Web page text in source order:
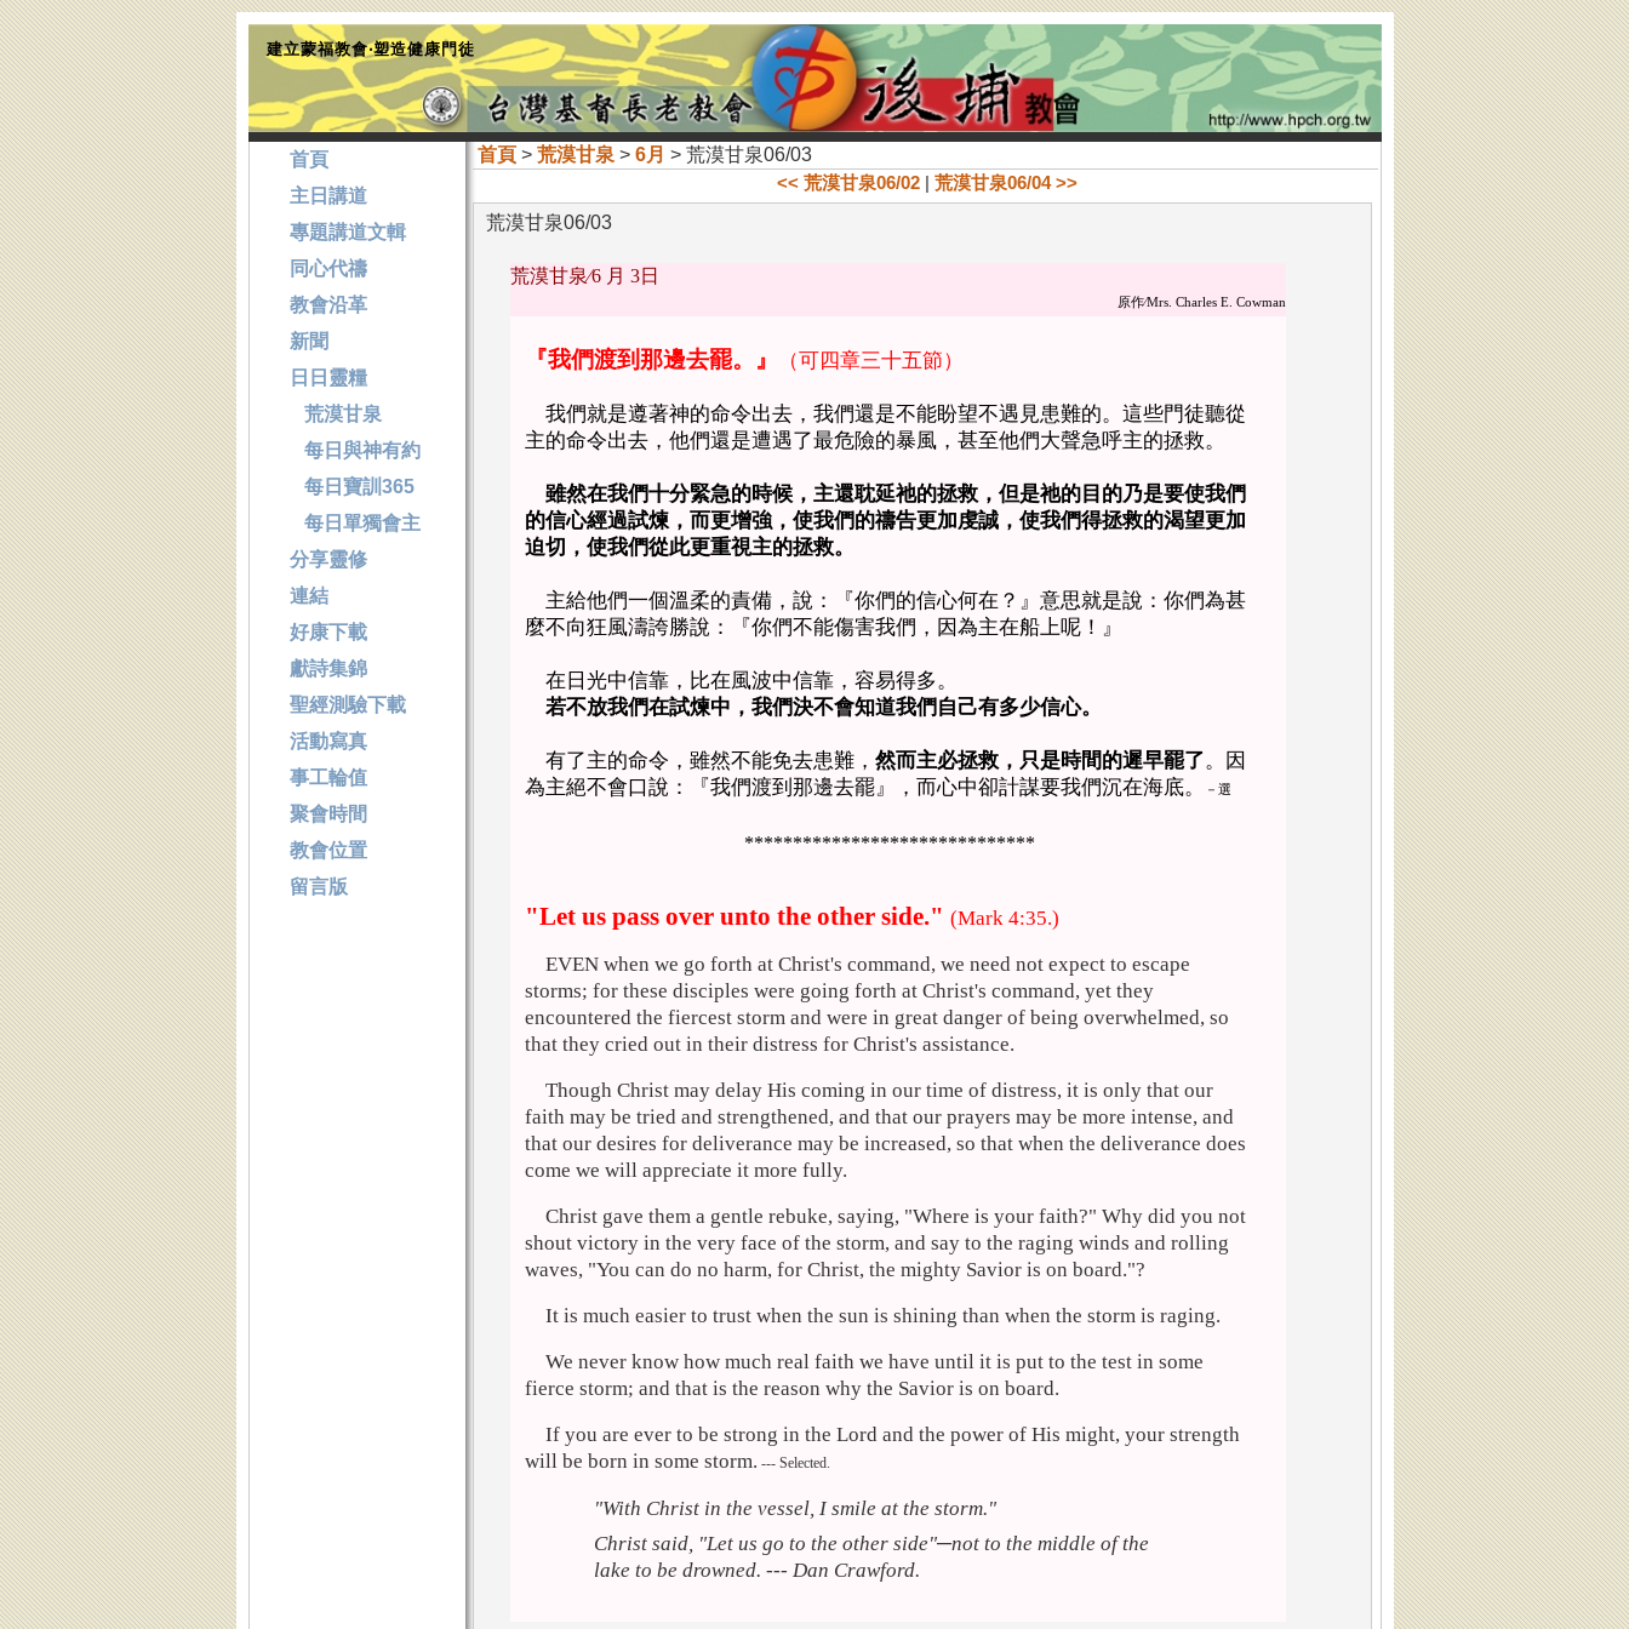
建立蒙福教會‧塑造健康門徒
首頁> 荒漠甘泉 > 6月 > 荒漠甘泉06/03
<< 荒漠甘泉06/02 | 荒漠甘泉06/04 >>
荒漠甘泉06/03
荒漠甘泉∕6 月 3日
原作∕Mrs. Charles E. Cowman
『我們渡到那邊去罷。』 （可四章三十五節）
我們就是遵著神的命令出去，我們還是不能盼望不遇見患難的。這些門徒聽從
主的命令出去，他們還是遭遇了最危險的暴風，甚至他們大聲急呼主的拯救。
雖然在我們十分緊急的時候，主還耽延祂的拯救，但是祂的目的乃是要使我們
的信心經過試煉，而更增強，使我們的禱告更加虔誠，使我們得拯救的渴望更加
迫切，使我們從此更重視主的拯救。
主給他們一個溫柔的責備，說：『你們的信心何在？』意思就是說：你們為甚
麼不向狂風濤誇勝說：『你們不能傷害我們，因為主在船上呢！』
在日光中信靠，比在風波中信靠，容易得多。
若不放我們在試煉中，我們決不會知道我們自己有多少信心。
有了主的命令，雖然不能免去患難， 然而主必拯救，只是時間的遲早罷了。因
為主絕不會口說：『我們渡到那邊去罷』，而心中卻計謀要我們沉在海底。
－選
******************************
"Let us pass over unto the other side." (Mark 4:35.)
EVEN when we go forth at Christ's command, we need not expect to escape
storms; for these disciples were going forth at Christ's command, yet they
encountered the fiercest storm and were in great danger of being overwhelmed, so
that they cried out in their distress for Christ's assistance.
Though Christ may delay His coming in our time of distress, it is only that our
faith may be tried and strengthened, and that our prayers may be more intense, and
that our desires for deliverance may be increased, so that when the deliverance does
come we will appreciate it more fully.
Christ gave them a gentle rebuke, saying, "Where is your faith?" Why did you not
shout victory in the very face of the storm, and say to the raging winds and rolling
waves, "You can do no harm, for Christ, the mighty Savior is on board."?
It is much easier to trust when the sun is shining than when the storm is raging.
We never know how much real faith we have until it is put to the test in some
fierce storm; and that is the reason why the Savior is on board.
If you are ever to be strong in the Lord and the power of His might, your strength
will be born in some storm. --- Selected.
"With Christ in the vessel, I smile at the storm."
Christ said, "Let us go to the other side"─not to the middle of the
lake to be drowned. --- Dan Crawford.
首頁
主日講道
專題講道文輯
同心代禱
教會沿革
新聞
日日靈糧
荒漠甘泉
每日與神有約
每日寶訓365
每日單獨會主
分享靈修
連結
好康下載
獻詩集錦
聖經測驗下載
活動寫真
事工輪值
聚會時間
教會位置
留言版